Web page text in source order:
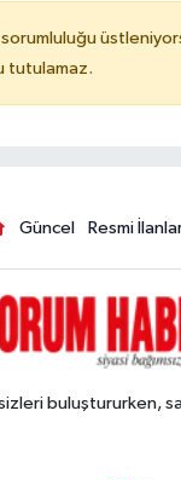
tutulamaz.
Güncel Resmi
buluştururken,